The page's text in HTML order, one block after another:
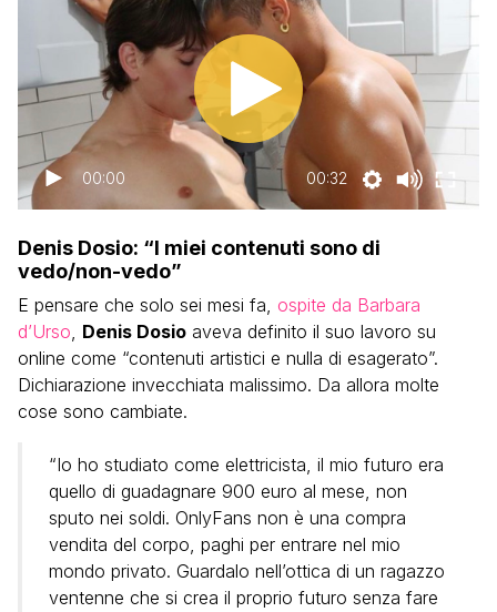
00:00 00:32
Denis Dosio: “I miei contenuti sono di
vedo/non-vedo”
E pensare che solo sei mesi fa, ospite da Barbara
d’Urso, Denis Dosio aveva definito il suo lavoro su
online come “contenuti artistici e nulla di esagerato”.
Dichiarazione invecchiata malissimo. Da allora molte
cose sono cambiate.
“Io ho studiato come elettricista, il mio futuro era
quello di guadagnare 900 euro al mese, non
sputo nei soldi. OnlyFans non è una compra
vendita del corpo, paghi per entrare nel mio
mondo privato. Guardalo nell’ottica di un ragazzo
ventenne che si crea il proprio futuro senza fare